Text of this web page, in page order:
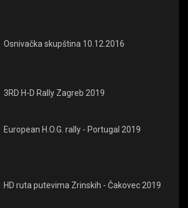
Osnivačka skupština 10.12.2016
3RD H-D Rally Zagreb 2019
European H.O.G. rally - Portugal 2019
HD ruta putevima Zrinskih - Čakovec 2019